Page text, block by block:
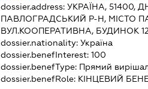
dossier.address: УКРАЇНА, 51400,
ПАВЛОГРАДСЬКИЙ Р-Н, МІСТО
ВУЛ.КООПЕРАТИВНА, БУДИНОК 12
dossier.nationality: Україна
dossier.benefInterest: 100
dossier.benefType: Прямий
dossier.benefRole: КІНЦЕВИЙ